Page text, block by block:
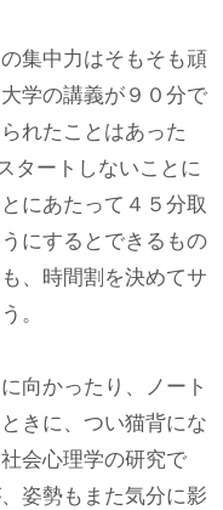
の集中力はそもそも頑
学の講義が９０分で
れたことはあった
タートしないことに
にあたって４５分取
にするとできるもの
、時間割を決めてサ
。
向かったり、ノート
きに、つい猫背にな
会心理学の研究で
姿勢もまた気分に影